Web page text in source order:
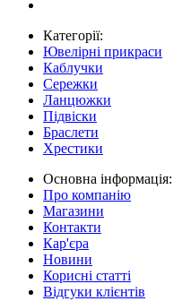
Категорії:
Ювелірні прикраси
Каблучки
Сережки
Ланцюжки
Підвіски
Браслети
Хрестики
Основна інформація:
Про компанію
Магазини
Контакти
Кар'єра
Новини
Корисні статті
Відгуки клієнтів